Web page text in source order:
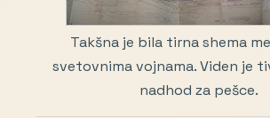
Takšna je bila tirna shema
svetovnima vojnama. Viden je
nadhod za pešce.